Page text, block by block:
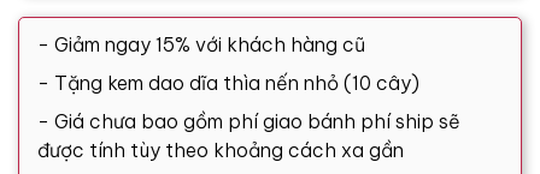
- Giảm ngay 15% với khách hàng cũ
- Tặng kem dao dĩa thìa nến nhỏ (10 cây)
- Giá chưa bao gồm phí giao bánh phí ship sẽ
được tính tùy theo khoảng cách xa gần